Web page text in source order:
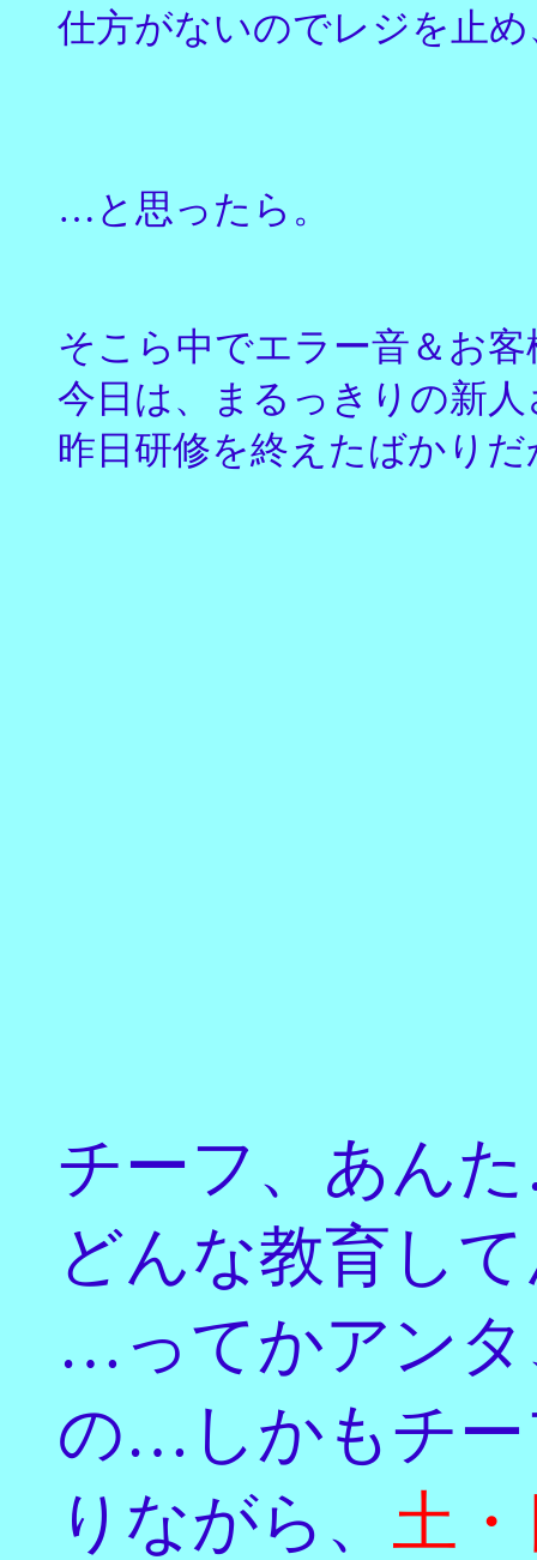
仕方がないのでレジを止
…と思ったら。
そこら中でエラー音＆お
今日は、まるっきりの新
昨日研修を終えたばかり
チーフ、あん
どんな教育し
…ってかアン
の…しかもチー
りながら、 土